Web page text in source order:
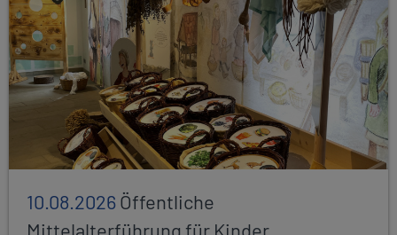
10.08.2026Öffentliche
Mittelalterführung für Kinder